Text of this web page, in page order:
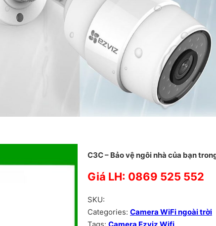
C3C – Bảo vệ ngôi nhà của bạn
Giá LH: 0869 525 552
SKU:
Categories: Camera WiFi ngoài trời